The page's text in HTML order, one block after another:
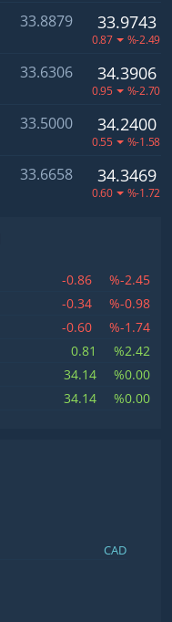
33.8879 33.9743
0.87 %-2.49
33.6306 34.3906
0.95 %-2.70
33.5000 34.2400
0.55 %-1.58
33.6658 34.3469
0.60 %-1.72
-0.86
%-2.45
-0.34
%-0.98
-0.60
%-1.74
0.81
%2.42
34.14
%0.00
34.14 %0.00
CAD